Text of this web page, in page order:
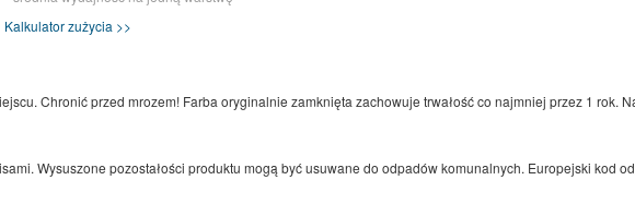
Kalkulator zużycia >>
Chronić przed mrozem! Farba oryginalnie zamknięta zachowuje trwałość co najmniej przez 1 rok.
Wysuszone pozostałości produktu mogą być usuwane do odpadów komunalnych. Europejski kod